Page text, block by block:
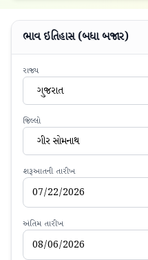
ભાવ ઇતિહાસ (બધા બજાર)
રાજ્ય
ગુજરાત
જિલ્લો
ગીર સોમનાથ
શરૂઆતની તારીખ
અંતિમ તારીખ